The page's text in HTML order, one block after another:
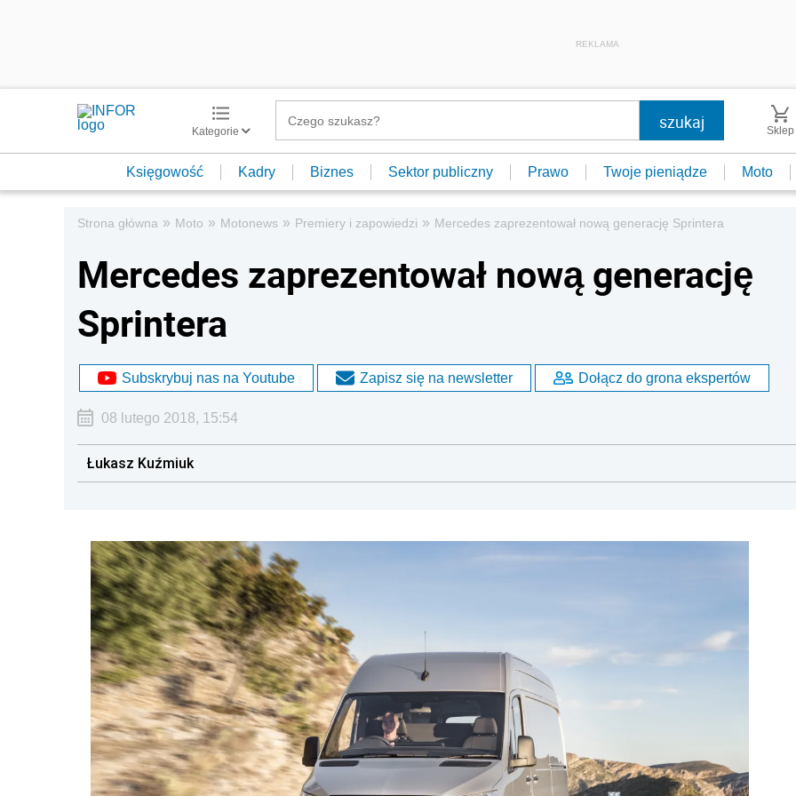
REKLAMA
Kategorie Sklep
Księgowość Kadry Biznes Sektor publiczny Prawo Twoje pieniądze Moto
Strona główna » Moto » Motonews » Premiery i zapowiedzi » Mercedes zaprezentował nową generację Sprintera
Mercedes zaprezentował nową generację
Sprintera
Subskrybuj nas na Youtube Zapisz się na newsletter Dołącz do grona ekspertów
08 lutego 2018, 15:54
Łukasz Kuźmiuk